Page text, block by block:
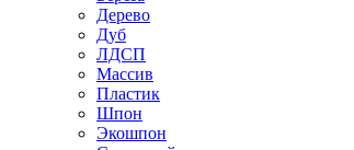
Дерево
Дуб
ЛДСП
Массив
Пластик
Шпон
Экошпон